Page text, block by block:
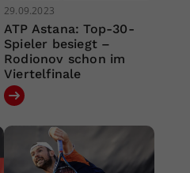
29.09.2023
ATP Astana: Top-30-
Spieler besiegt –
Rodionov schon im
Viertelfinale